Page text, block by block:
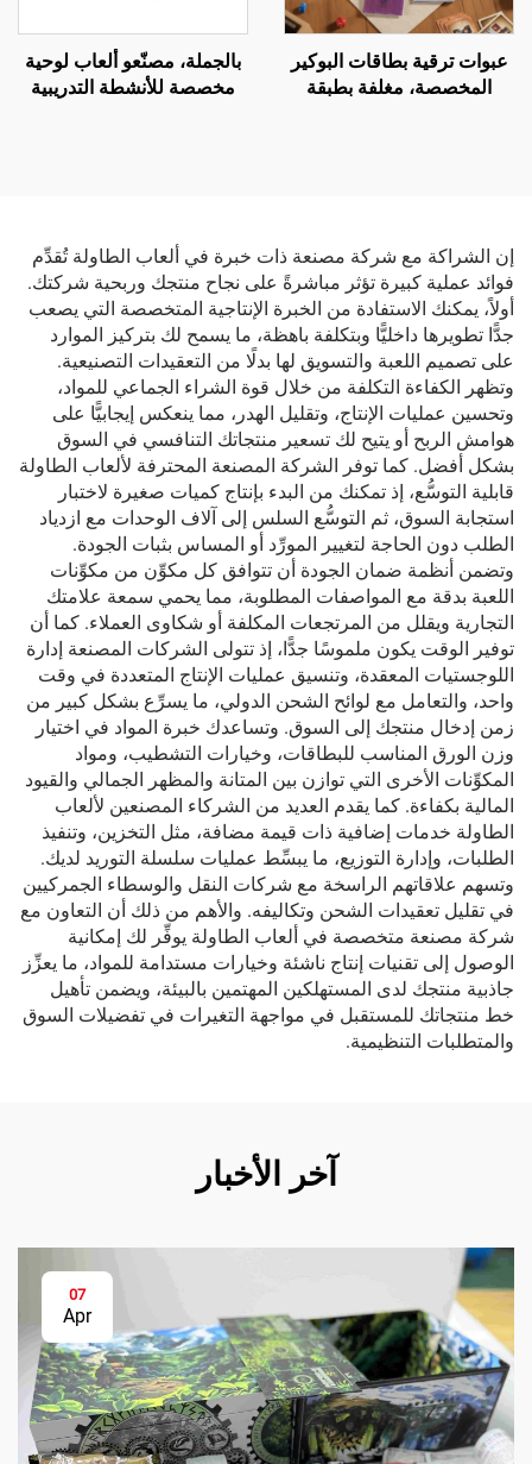
عبوات ترقية بطاقات البوكير
المخصصة، مغلفة بطبقة
بالجملة، مصنّعو ألعاب لوحية
مخصصة للأنشطة التدريبية
إن الشراكة مع شركة مصنعة ذات خبرة في ألعاب الطاولة تُقدِّم
فوائد عملية كبيرة تؤثر مباشرةً على نجاح منتجك وربحية شركتك.
أولاً، يمكنك الاستفادة من الخبرة الإنتاجية المتخصصة التي يصعب
جدًّا تطويرها داخليًّا وبتكلفة باهظة، ما يسمح لك بتركيز الموارد
على تصميم اللعبة والتسويق لها بدلًا من التعقيدات التصنيعية.
وتظهر الكفاءة التكلفة من خلال قوة الشراء الجماعي للمواد،
وتحسين عمليات الإنتاج، وتقليل الهدر، مما ينعكس إيجابيًّا على
هوامش الربح أو يتيح لك تسعير منتجاتك التنافسي في السوق
بشكل أفضل. كما توفر الشركة المصنعة المحترفة لألعاب الطاولة
قابلية التوسُّع، إذ تمكنك من البدء بإنتاج كميات صغيرة لاختبار
استجابة السوق، ثم التوسُّع السلس إلى آلاف الوحدات مع ازدياد
الطلب دون الحاجة لتغيير المورِّد أو المساس بثبات الجودة.
وتضمن أنظمة ضمان الجودة أن تتوافق كل مكوِّن من مكوِّنات
اللعبة بدقة مع المواصفات المطلوبة، مما يحمي سمعة علامتك
التجارية ويقلل من المرتجعات المكلفة أو شكاوى العملاء. كما أن
توفير الوقت يكون ملموسًا جدًّا، إذ تتولى الشركات المصنعة إدارة
اللوجستيات المعقدة، وتنسيق عمليات الإنتاج المتعددة في وقت
واحد، والتعامل مع لوائح الشحن الدولي، ما يسرِّع بشكل كبير من
زمن إدخال منتجك إلى السوق. وتساعدك خبرة المواد في اختيار
وزن الورق المناسب للبطاقات، وخيارات التشطيب، ومواد
المكوِّنات الأخرى التي توازن بين المتانة والمظهر الجمالي والقيود
المالية بكفاءة. كما يقدم العديد من الشركاء المصنعين لألعاب
الطاولة خدمات إضافية ذات قيمة مضافة، مثل التخزين، وتنفيذ
الطلبات، وإدارة التوزيع، ما يبسِّط عمليات سلسلة التوريد لديك.
وتسهم علاقاتهم الراسخة مع شركات النقل والوسطاء الجمركيين
في تقليل تعقيدات الشحن وتكاليفه. والأهم من ذلك أن التعاون مع
شركة مصنعة متخصصة في ألعاب الطاولة يوفِّر لك إمكانية
الوصول إلى تقنيات إنتاج ناشئة وخيارات مستدامة للمواد، ما يعزِّز
جاذبية منتجك لدى المستهلكين المهتمين بالبيئة، ويضمن تأهيل
خط منتجاتك للمستقبل في مواجهة التغيرات في تفضيلات السوق
والمتطلبات التنظيمية.
آخر الأخبار
07
Apr